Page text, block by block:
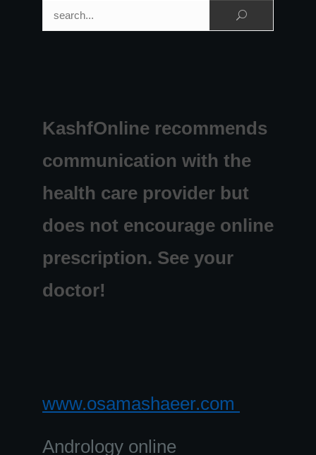
KashfOnline recommends
communication with the
health care provider but
does not encourage online
prescription. See your
doctor!
www.osamashaeer.com
Andrology online